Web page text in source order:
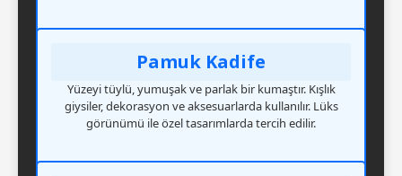
Pamuk Kadife
Yüzeyi tüylü, yumuşak ve parlak bir kumaştır. Kışlık
giysiler, dekorasyon ve aksesuarlarda kullanılır. Lüks
görünümü ile özel tasarımlarda tercih edilir.